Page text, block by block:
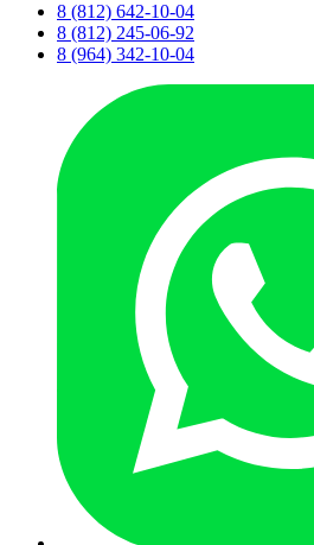
8 (812) 642-10-04
8 (812) 245-06-92
8 (964) 342-10-04